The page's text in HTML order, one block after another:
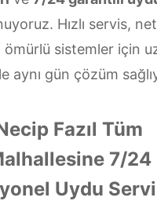
Hızlı servis,
ömürlü sistemler için
aynı gün çözüm
Fazıl Tüm
7/24
Uydu